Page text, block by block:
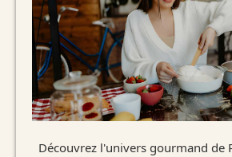
Découvrez l'univers gourmand de